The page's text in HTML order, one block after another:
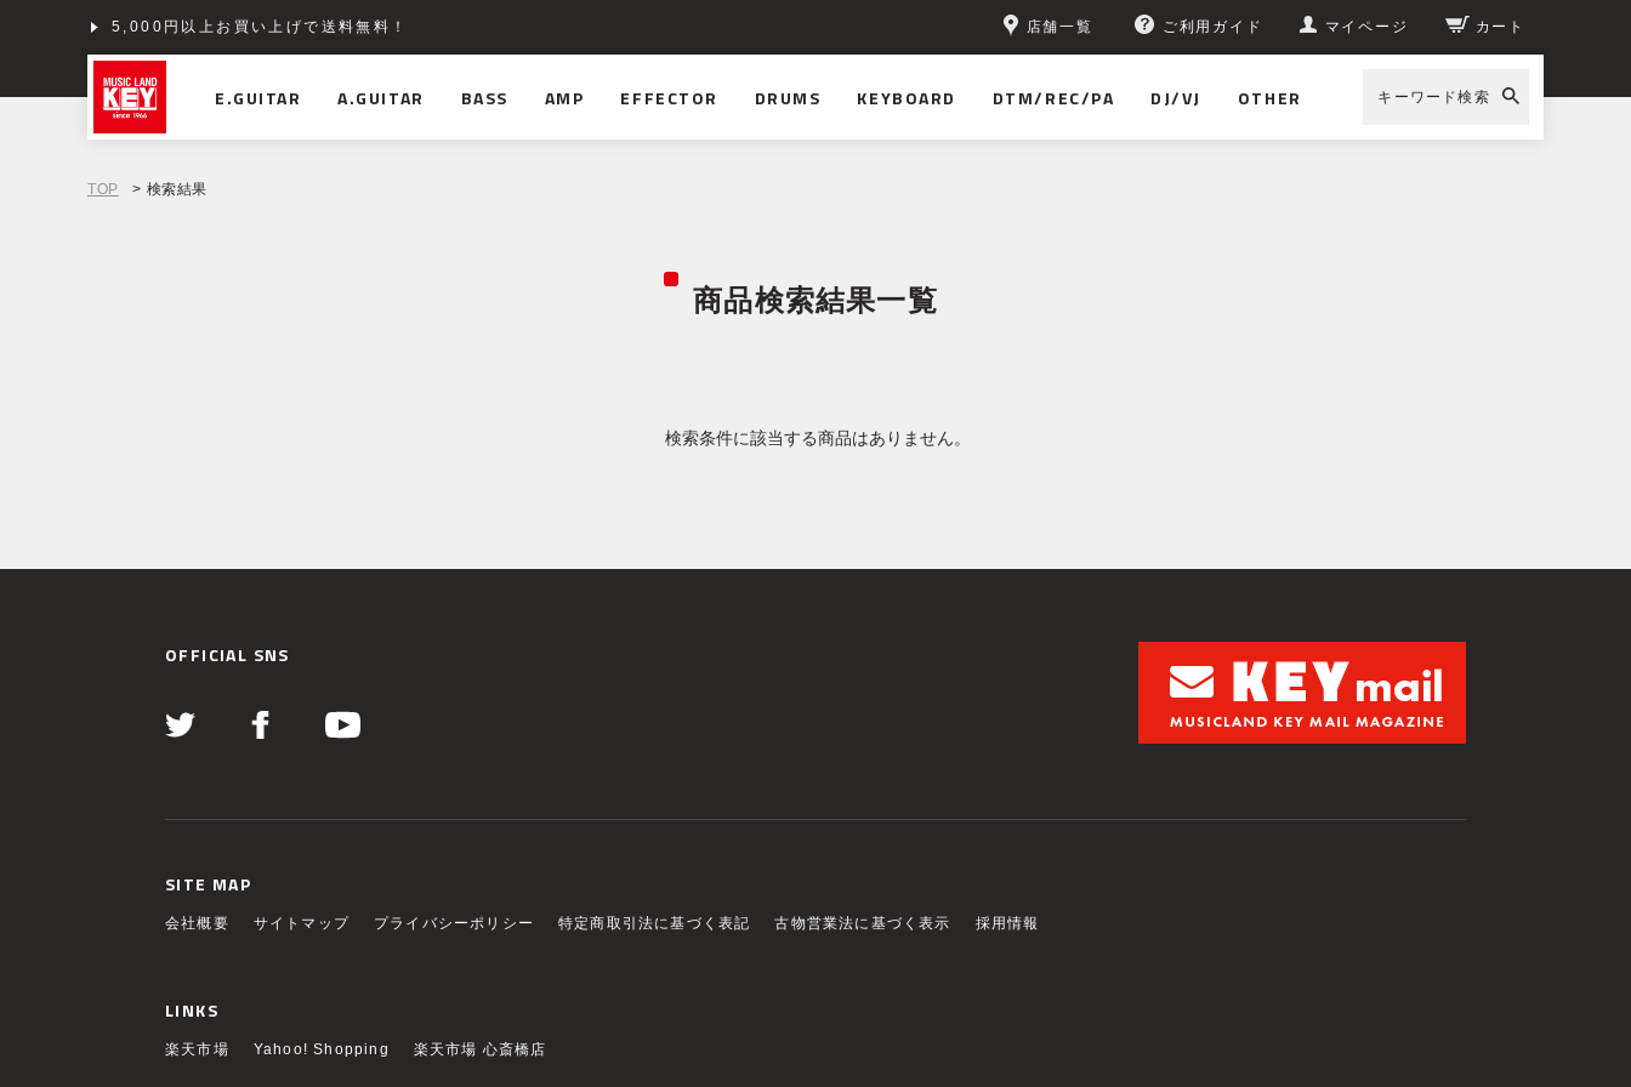
5,000円以上お買い上げで送料無料！ 店舗一覧 ご利用ガイド マイページ カート
E.GUITAR A.GUITAR BASS AMP EFFECTOR DRUMS KEYBOARD DTM/REC/PA DJ/VJ OTHER キーワード検索
TOP > 検索結果
商品検索結果一覧
検索条件に該当する商品はありません。
OFFICIAL SNS
SITE MAP
会社概要 サイトマップ プライバシーポリシー 特定商取引法に基づく表記 古物営業法に基づく表示 採用情報
LINKS
楽天市場 Yahoo! Shopping 楽天市場 心斎橋店